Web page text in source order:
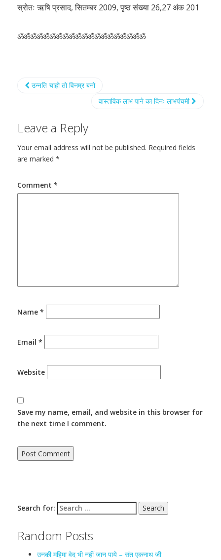
स्रोतः ऋषि प्रसाद, सितम्बर 2009, पृष्ठ संख्या 26,27 अंक 201
ॐॐॐॐॐॐॐॐॐॐॐॐॐॐॐॐॐॐॐॐ
उन्नति चाहो तो विनम्र बनो
वास्तविक लाभ पाने का दिनः लाभपंचमी
Leave a Reply
Your email address will not be published. Required fields
are marked *
Comment *
Name *
Email *
Website
Save my name, email, and website in this browser for
the next time I comment.
Search for:
Random Posts
उनकी महिमा वेद भी नहीं जान पाये – संत एकनाथ जी